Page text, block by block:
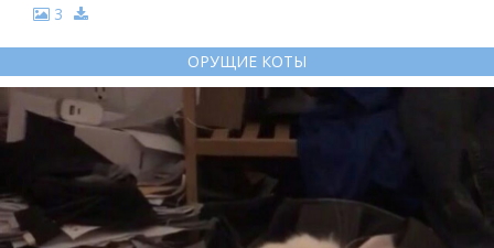
3
ОРУЩИЕ КОТЫ